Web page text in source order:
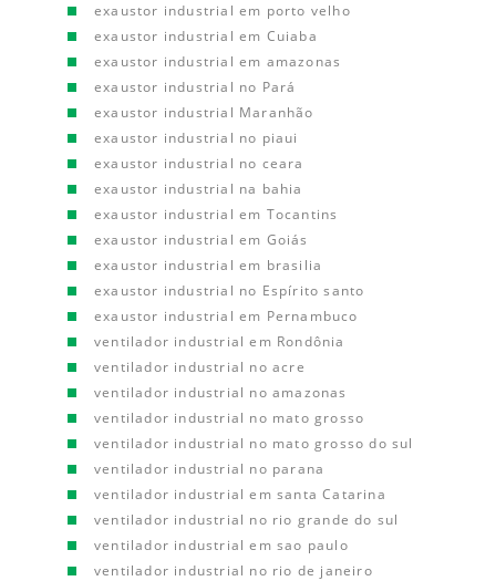
exaustor industrial em porto velho
exaustor industrial em Cuiaba
exaustor industrial em amazonas
exaustor industrial no Pará
exaustor industrial Maranhão
exaustor industrial no piaui
exaustor industrial no ceara
exaustor industrial na bahia
exaustor industrial em Tocantins
exaustor industrial em Goiás
exaustor industrial em brasilia
exaustor industrial no Espírito santo
exaustor industrial em Pernambuco
ventilador industrial em Rondônia
ventilador industrial no acre
ventilador industrial no amazonas
ventilador industrial no mato grosso
ventilador industrial no mato grosso do sul
ventilador industrial no parana
ventilador industrial em santa Catarina
ventilador industrial no rio grande do sul
ventilador industrial em sao paulo
ventilador industrial no rio de janeiro